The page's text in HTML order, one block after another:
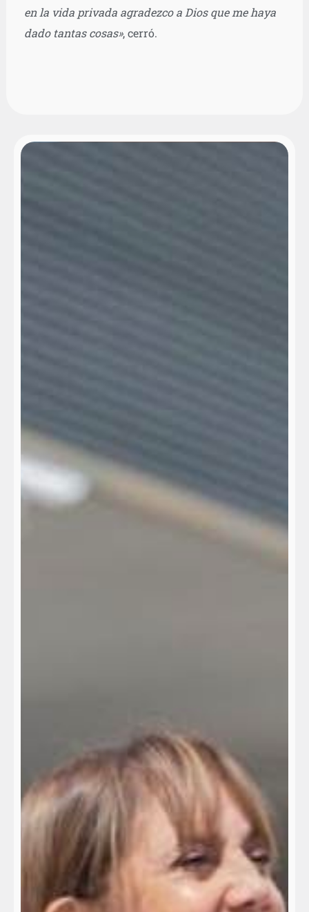
en la vida privada agradezco a Dios que me haya
dado tantas cosas», cerró.